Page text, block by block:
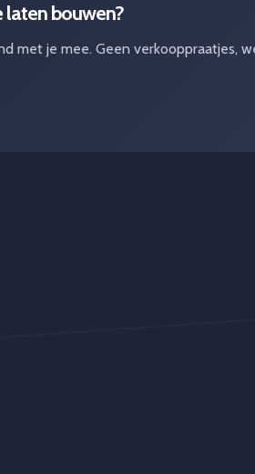
bouwen?
met je mee. Geen verkooppraatjes,